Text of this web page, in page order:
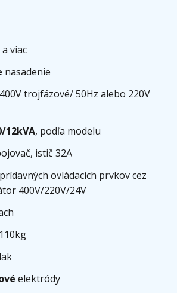
a viac
nasadenie
trojfázové/ 50Hz alebo 220V
12kVA, podľa modelu
istič 32A
ovládacích prvkov cez
400V/220V/24V
elektródy